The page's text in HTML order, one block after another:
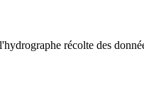
récolte des